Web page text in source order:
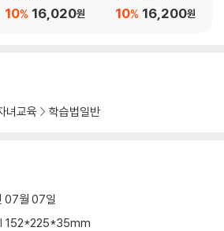
더하기와 곱하기가 헷갈린다
을 곱셈으로 바꾼다
기
명령기호
16,020원
10% 16,200원
10%
녀교육 학습법일반
07월 07일
152*225*35mm